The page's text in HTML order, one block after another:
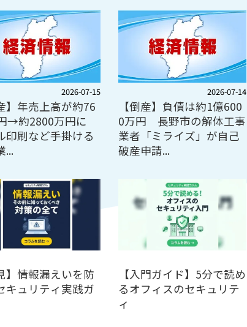
2026-07-15
】年売上高が約76
→約2800万円に
印刷など手掛ける
...
2026-07-14
【倒産】負債は約1億600
0万円 長野市の解体工事
業者「ミライズ」が自己
破産申請...
】情報漏えいを防
キュリティ実践ガ
【入門ガイド】5分で読め
るオフィスのセキュリテ
ィ